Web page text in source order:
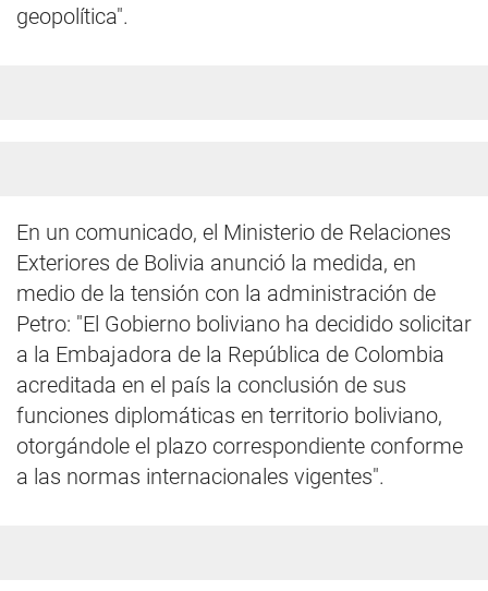
geopolítica".
En un comunicado, el Ministerio de Relaciones
Exteriores de Bolivia anunció la medida, en
medio de la tensión con la administración de
Petro: "El Gobierno boliviano ha decidido solicitar
a la Embajadora de la República de Colombia
acreditada en el país la conclusión de sus
funciones diplomáticas en territorio boliviano,
otorgándole el plazo correspondiente conforme
a las normas internacionales vigentes".